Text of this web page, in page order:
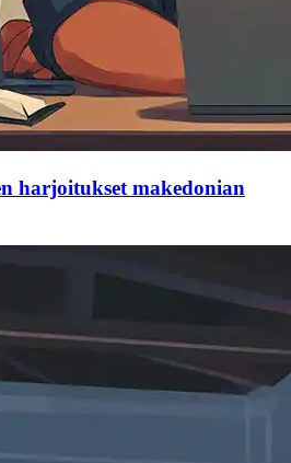
harjoitukset makedonian